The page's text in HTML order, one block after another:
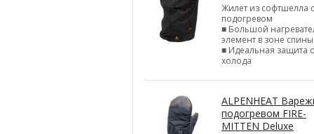
Жилет из софтшелла с
подогревом
■ Большой
элемент в зоне спины
■ Идеальная защита
холода
ALPENHEAT
подогревом FIRE-
MITTEN Deluxe